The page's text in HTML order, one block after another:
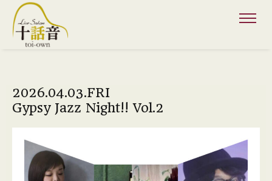
2026.04.03.FRI
Gypsy Jazz Night!! Vol.2